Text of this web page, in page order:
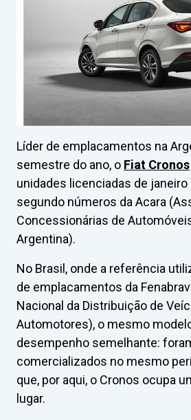
Líder de emplacamentos na
semestre do ano, o Fiat Cronos
unidades licenciadas de janeiro
segundo números da Acara
Concessionárias de
Argentina).
No Brasil, onde a referência
de emplacamentos da
Nacional da Distribuição de
Automotores), o mesmo
desempenho semelhante:
comercializados no mesmo
que, por aqui, o Cronos ocupa
lugar.